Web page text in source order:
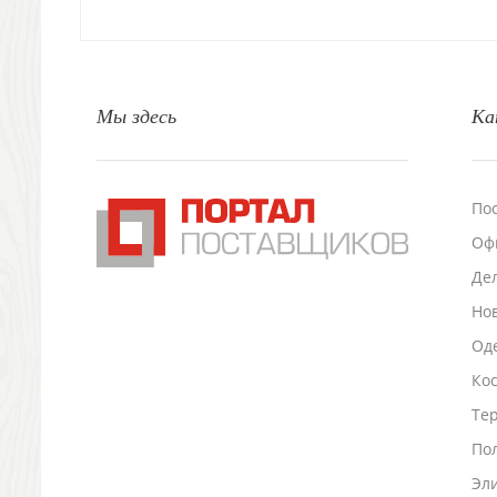
Подставки для визиток записок телефонов
Промо
Антистрессы
Мы здесь